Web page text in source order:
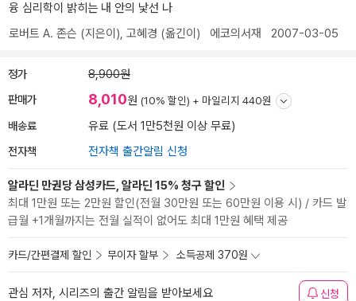
융 심리학이 밝히는 내 안의 낯선 나
로버트 A. 존슨 (지은이), 고혜경 (옮긴이) 에코의서재 2007-03-05
정가 8,900원
판매가 8,010원 (10% 할인) + 마일리지 440원
배송료 유료 (도서 1만5천원 이상 무료)
전자책 전자책 출간알림 신청
알라딘 만권당 삼성카드, 알라딘 15% 청구 할인
최대 1만원 또는 2만원 할인(전월 30만원 또는 60만원 이용 시) / 카드 발
급월 +1개월까지는 전월 실적이 없어도 최대 1만원 혜택 제공
카드/간편결제 할인 무이자 할부 소득공제 370원
관심 저자, 시리즈의 출간 알림을 받아보세요 신청